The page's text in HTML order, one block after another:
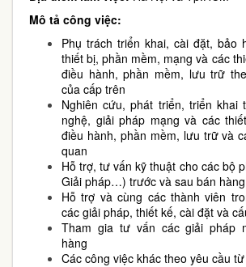
Mô tả công việc:
Phụ trách triển khai, cài đặt, bảo
thiết bị, phần mềm, mạng và các
điều hành, phần mềm, lưu trữ
của cấp trên
Nghiên cứu, phát triển, triển khai
nghệ, giải pháp mạng và các
điều hành, phần mềm, lưu trữ và
quan
Hỗ trợ, tư vấn kỹ thuật cho các bộ
Giải pháp…) trước và sau bán hàng
Hỗ trợ và cùng các thành viên
các giải pháp, thiết kế, cài đặt và
Tham gia tư vấn các giải pháp
hàng
Các công việc khác theo yêu cầu